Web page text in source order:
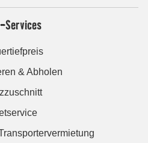
Services
& Abholen